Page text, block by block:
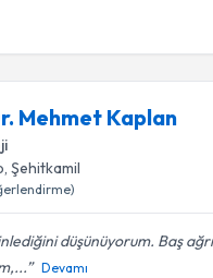
Mehmet Kaplan
,Şehitkamil
düşünüyorum. Baş
Devamı